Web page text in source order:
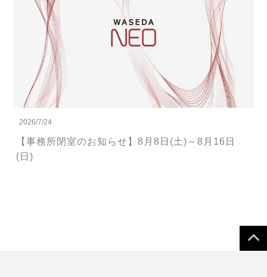
2026/7/24
【事務所閉室のお知らせ】8月8日(土)～8月16日
(日)